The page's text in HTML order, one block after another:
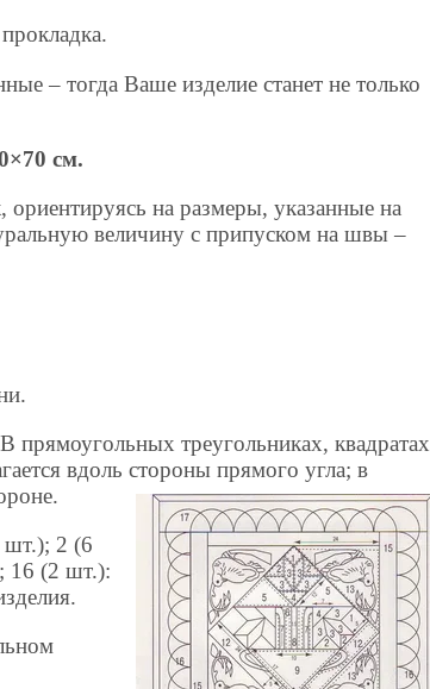
– тогда Ваше изделие станет не только
см.
ориентируясь на размеры, указанные на
величину с припуском на швы –
треугольниках, квадратах
вдоль стороны прямого угла; в
шт.); 2 (6
16 (2 шт.):